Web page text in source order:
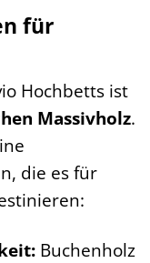
für
Hochbetts ist
Massivholz.
die es für
Buchenholz